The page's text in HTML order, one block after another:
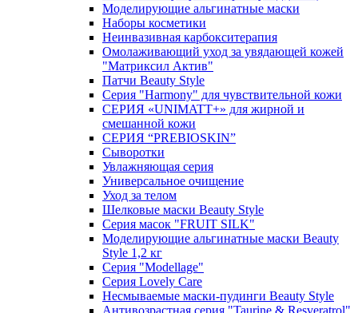
Моделирующие альгинатные маски
Наборы косметики
Неинвазивная карбокситерапия
Омолаживающий уход за увядающей кожей
"Матриксил Актив"
Патчи Beauty Style
Серия "Harmony" для чувствительной кожи
СЕРИЯ «UNIMATT+» для жирной и
смешанной кожи
СЕРИЯ “PREBIOSKIN”
Сыворотки
Увлажняющая серия
Универсальное очищение
Уход за телом
Шелковые маски Beauty Style
Серия масок "FRUIT SILK"
Моделирующие альгинатные маски Beauty
Style 1,2 кг
Серия "Modellage"
Cерия Lovely Care
Несмываемые маски-пудинги Beauty Style
Антивозрастная серия "Taurine & Resveratrol"